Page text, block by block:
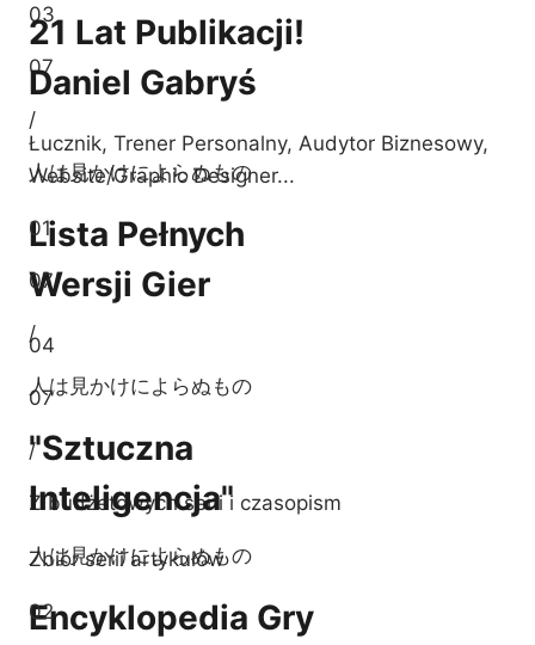
03
07
/
人は見かけによらぬもの
Lista Pełnych
Wersji Gier
04
07
/
Z budżetowych serii i czasopism
人は見かけによらぬもの
Encyklopedia Gry
21 Lat Publikacji!
Daniel Gabryś
Łucznik, Trener Personalny, Audytor Biznesowy,
Website/Graphic Designer...
01
07
/
人は見かけによらぬもの
"Sztuczna
Inteligencja"
Zbiór serii artykułów
02